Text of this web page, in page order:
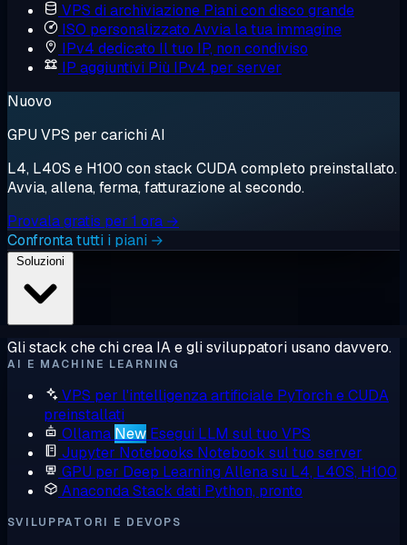
VPS di archiviazione Piani con disco grande
ISO personalizzato Avvia la tua immagine
IPv4 dedicato Il tuo IP, non condiviso
IP aggiuntivi Più IPv4 per server
Nuovo
GPU VPS per carichi AI
L4, L40S e H100 con stack CUDA completo preinstallato.
Avvia, allena, ferma, fatturazione al secondo.
Provala gratis per 1 ora →
Confronta tutti i piani →
Gli stack che chi crea IA e gli sviluppatori usano davvero.
AI E MACHINE LEARNING
VPS per l'intelligenza artificiale PyTorch e CUDA
preinstallati
Ollama New Esegui LLM sul tuo VPS
Jupyter Notebooks Notebook sul tuo server
GPU per Deep Learning Allena su L4, L40S, H100
AnacondaStack dati Python, pronto
SVILUPPATORI E DEVOPS